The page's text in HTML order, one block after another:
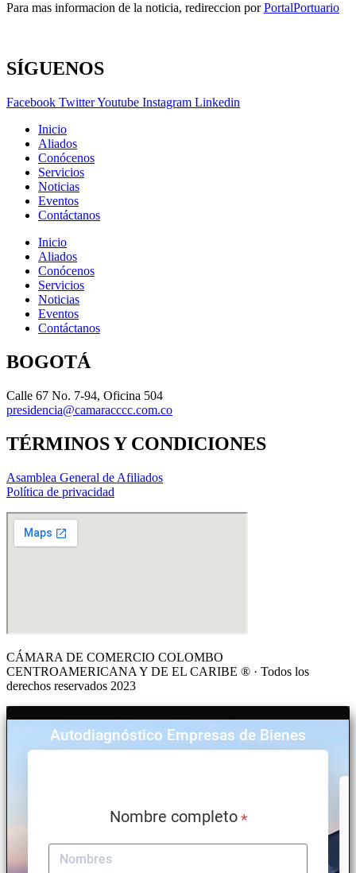
Para mas informacion de la noticia, redireccion porPortalPortuario
SÍGUENOS
Facebook TwitterYoutube Instagram Linkedin
Inicio
Aliados
Conócenos
Servicios
Noticias
Eventos
Contáctanos
Inicio
Aliados
Conócenos
Servicios
Noticias
Eventos
Contáctanos
BOGOTÁ
Calle 67 No. 7-94, Oficina 504
presidencia@camaracccc.com.co
TÉRMINOS Y CONDICIONES
Asamblea General de Afiliados
Política de privacidad
CÁMARA DE COMERCIO COLOMBO
CENTROAMERICANA Y DE EL CARIBE ® · Todos los
derechos reservados 2023